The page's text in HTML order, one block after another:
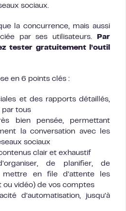
sociaux.
la concurrence, mais aussi
par ses utilisateurs.
Par
tester gratuitement l’outil
en 6 points clés :
et des rapports détaillés,
par tous
bien pensée, permettant
la conversation avec les
sociaux
clair et exhaustif
de planifier, de
en file d’attente les
ou vidéo) de vos comptes
d’automatisation, jusqu’à